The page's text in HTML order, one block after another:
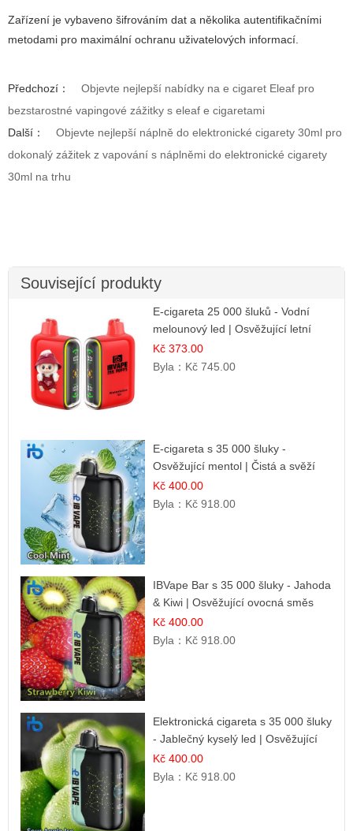
Zařízení je vybaveno šifrováním dat a několika autentifikačními
metodami pro maximální ochranu uživatelových informací.
Předchozí：
Objevte nejlepší nabídky na e cigaret Eleaf pro
bezstarostné vapingové zážitky s eleaf e cigaretami
Další：
Objevte nejlepší náplně do elektronické cigarety 30ml pro
dokonalý zážitek z vapování s náplněmi do elektronické cigarety
30ml na trhu
Související produkty
E-cigareta 25 000 šluků - Vodní
melounový led | Osvěžující letní
příchuť
Kč 373.00
Byla： Kč 745.00
E-cigareta s 35 000 šluky -
Osvěžující mentol | Čistá a svěží
chuť
Kč 400.00
Byla： Kč 918.00
IBVape Bar s 35 000 šluky - Jahoda
& Kiwi | Osvěžující ovocná směs
Kč 400.00
Byla： Kč 918.00
Elektronická cigareta s 35 000 šluky
- Jablečný kyselý led | Osvěžující
kyselá jablka
Kč 400.00
Byla： Kč 918.00